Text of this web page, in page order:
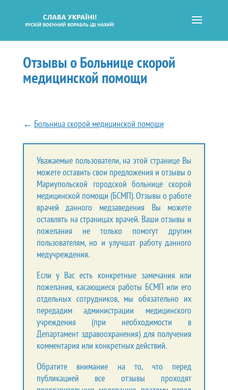
Отзывы о Больнице скорой
медицинской помощи
← Больница скорой медицинской помощи
Уважаемые пользователи, на этой странице Вы
можете оставить свои предложения и отзывы о
Мариупольской городской больнице скорой
медицинской помощи (БСМП). Отзывы о работе
врачей данного медзаведения Вы можете
оставлять на страницах врачей. Ваши отзывы и
пожелания не только помогут другим
пользователям, но и улучшат работу данного
медучреждения.
Если у Вас есть конкретные замечания или
пожелания, касающиеся работы БСМП или его
отдельных сотрудников, мы обязательно их
передадим администрации медицинского
учреждения (при необходимости в
Департамент здравоохранения) для получения
комментария или конкретных действий.
Обратите внимание на то, что перед
публикацией все отзывы проходят